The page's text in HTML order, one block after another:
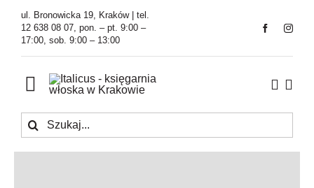
Przejdź
zawartości
ul. Bronowicka 19, Kraków | tel.
12 638 08 07, pon. – pt. 9:00 –
17:00, sob. 9:00 – 13:00
Toggle
Navigation
Księgarnia
Szukaj